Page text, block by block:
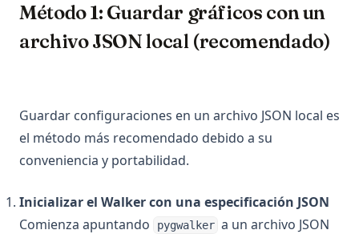
Método 1: Guardar gráficos con un
archivo JSON local (recomendado)
Guardar configuraciones en un archivo JSON local es
el método más recomendado debido a su
conveniencia y portabilidad.
Inicializar el Walker con una especificación JSON
Comienza apuntando
pygwalker a un archivo JSON